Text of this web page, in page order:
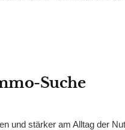
Suche
und stärker am Alltag der